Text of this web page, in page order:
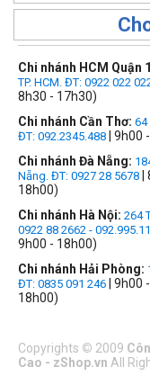
Chi nhánh HCM Quận
TP. HCM. ĐT: 0922 022
8h30 - 17h30)
Chi nhánh Cần Thơ: 64
ĐT: 092.2345.488 | 9h00
Chi nhánh Đà Nẵng:
Nẵng. ĐT: 0927 28 5678
18h00)
Chi nhánh Hà Nội: 264
0922 88 2662 -
9h00 - 18h00)
Chi nhánh Hải Phòng:
ĐT: 0835 091 246 | 9h00
18h00)
Copyrights © 2009
Cao - zShop.vn All